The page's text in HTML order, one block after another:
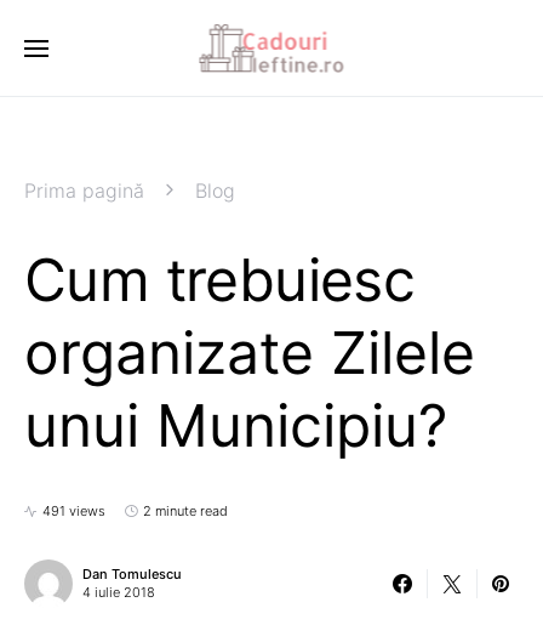
Prima pagină Blog
Cum trebuiesc
organizate Zilele
unui Municipiu?
491 views 2 minute read
Dan Tomulescu
4 iulie 2018